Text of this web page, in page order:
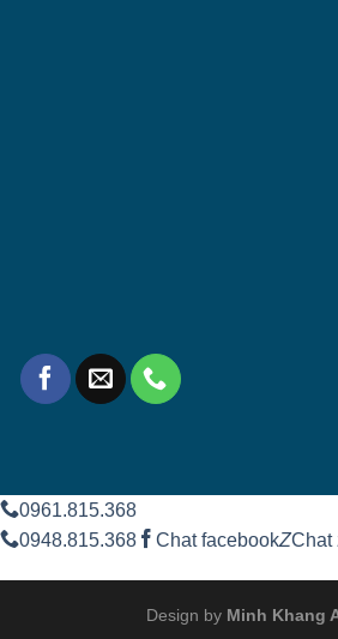
0961.815.368
0948.815.368
Chat facebookZChat
Design by Minh Khang